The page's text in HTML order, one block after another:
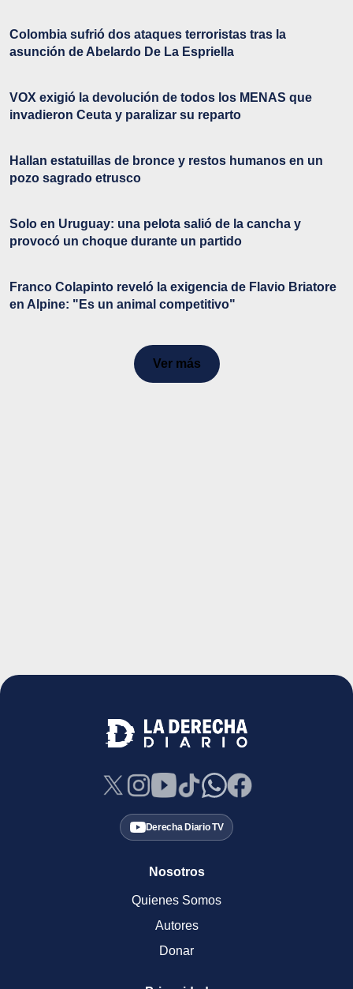
Colombia sufrió dos ataques terroristas tras la
asunción de Abelardo De La Espriella
VOX exigió la devolución de todos los MENAS que
invadieron Ceuta y paralizar su reparto
Hallan estatuillas de bronce y restos humanos en un
pozo sagrado etrusco
Solo en Uruguay: una pelota salió de la cancha y
provocó un choque durante un partido
Franco Colapinto reveló la exigencia de Flavio Briatore
en Alpine: "Es un animal competitivo"
Ver más
Derecha Diario TV
Nosotros
Quienes Somos
Autores
Donar